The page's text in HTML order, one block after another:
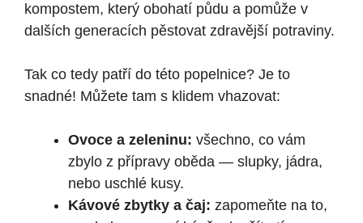
kompostem, který obohatí půdu a pomůže v
dalších generacích pěstovat zdravější potraviny.
Tak co tedy patří do této popelnice? Je to
snadné! Můžete tam s klidem vhazovat:
Ovoce a zeleninu: všechno, co vám
zbylo z přípravy oběda — slupky, jádra,
nebo uschlé kusy.
Kávové zbytky a čaj: zapomeňte na to,